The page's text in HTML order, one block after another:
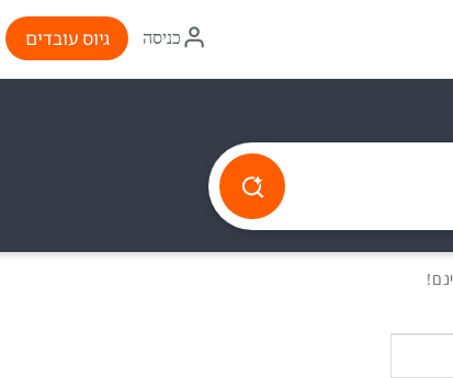
איקון
התחברות
כניסה גיוס עובדים